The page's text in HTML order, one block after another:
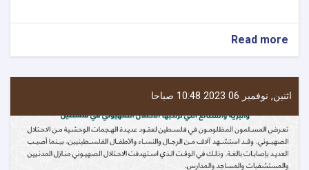
Read more
رسالة
اثنين, نوفمبر 06 2023 10:48 صباحا